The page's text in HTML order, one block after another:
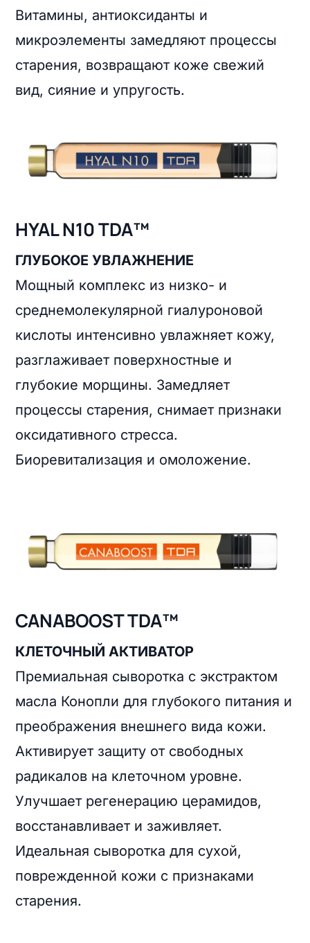
Витамины, антиоксиданты и
микроэлементы замедляют процессы
старения, возвращают коже свежий
вид, сияние и упругость.
HYAL N10 TDA™
ГЛУБОКОЕ УВЛАЖНЕНИЕ
Мощный комплекс из низко- и
среднемолекулярной гиалуроновой
кислоты интенсивно увлажняет кожу,
разглаживает поверхностные и
глубокие морщины. Замедляет
процессы старения, снимает признаки
оксидативного стресса.
Биоревитализация и омоложение.
CANABOOST TDA™
КЛЕТОЧНЫЙ АКТИВАТОР
Премиальная сыворотка с экстрактом
масла Конопли для глубокого питания и
преображения внешнего вида кожи.
Активирует защиту от свободных
радикалов на клеточном уровне.
Улучшает регенерацию церамидов,
восстанавливает и заживляет.
Идеальная сыворотка для сухой,
поврежденной кожи с признаками
старения.